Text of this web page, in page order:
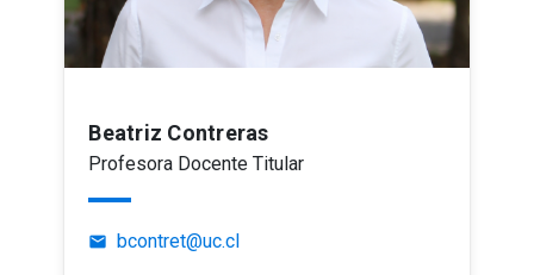
Beatriz Contreras
Profesora Docente Titular
email bcontret@uc.cl